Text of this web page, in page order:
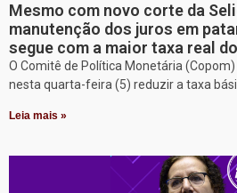
Mesmo com novo corte da
manutenção dos juros em
segue com a maior taxa real
O Comitê de Política Monetária
nesta quarta-feira (5) reduzir a taxa
Leia mais »